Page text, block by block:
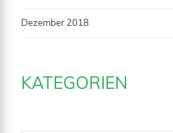
Dezember 2018
KATEGORIEN